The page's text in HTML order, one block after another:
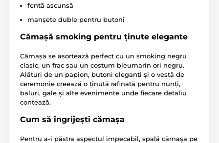
fentă ascunsă
manșete duble pentru butoni
Cămașă smoking pentru ținute elegante
Cămașa se asortează perfect cu un smoking negru
clasic, un frac sau un costum bleumarin ori negru.
Alături de un papion, butoni eleganți și o vestă de
ceremonie creează o ținută rafinată pentru nunți,
baluri, gale și alte evenimente unde fiecare detaliu
contează.
Cum să îngrijești cămașa
Pentru a-i păstra aspectul impecabil, spală cămașa pe